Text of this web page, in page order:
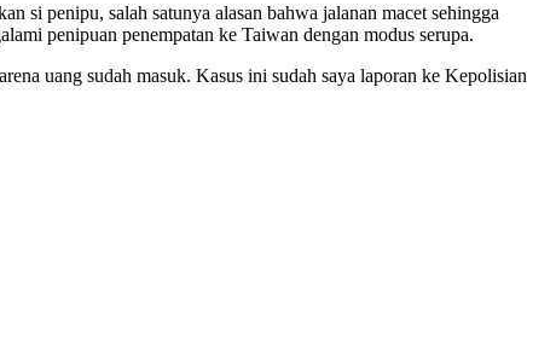
si penipu, salah satunya alasan bahwa jalanan macet sehingga
penipuan penempatan ke Taiwan dengan modus serupa.
uang sudah masuk. Kasus ini sudah saya laporan ke Kepolisian